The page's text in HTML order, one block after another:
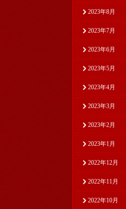
2023年8月
2023年7月
2023年6月
2023年5月
2023年4月
2023年3月
2023年2月
2023年1月
2022年12月
2022年11月
2022年10月